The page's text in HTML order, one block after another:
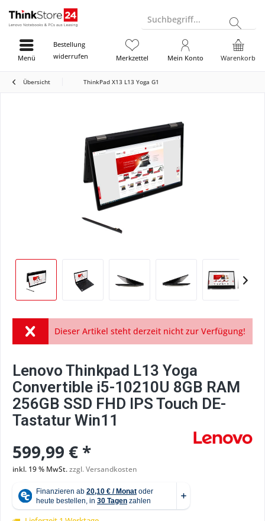
Suchbegriff...
Bestellung
widerrufen
Warenkorb
Merkzettel Mein Konto
Menü
Übersicht ThinkPad X13 L13 Yoga G1
Dieser Artikel steht derzeit nicht zur Verfügung!
Lenovo Thinkpad L13 Yoga
Convertible i5-10210U 8GB RAM
256GB SSD FHD IPS Touch DE-
Tastatur Win11
599,99 € *
inkl. 19 % MwSt.zzgl. Versandkosten